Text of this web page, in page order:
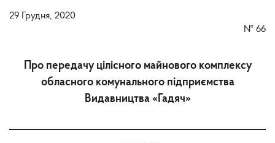
29 Грудня, 2020
№ 66
Про передачу цілісного майнового комплексу
обласного комунального підприємства
Видавництва «Гадяч»